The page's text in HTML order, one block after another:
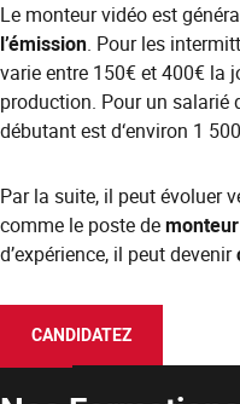
Le monteur vidéo est
l’émission. Pour les
varie entre 150€ et 400€ la
production. Pour un salarié
débutant est d‘environ 1
Par la suite, il peut évoluer
comme le poste de
d’expérience, il peut devenir
CANDIDATEZ